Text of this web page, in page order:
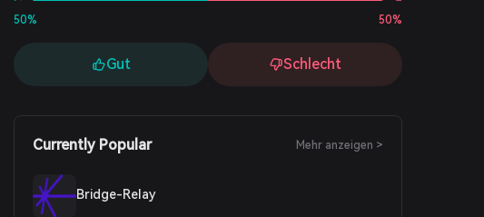
50% 50%
Gut Schlecht
Currently Popular Mehr anzeigen >
Bridge-Relay